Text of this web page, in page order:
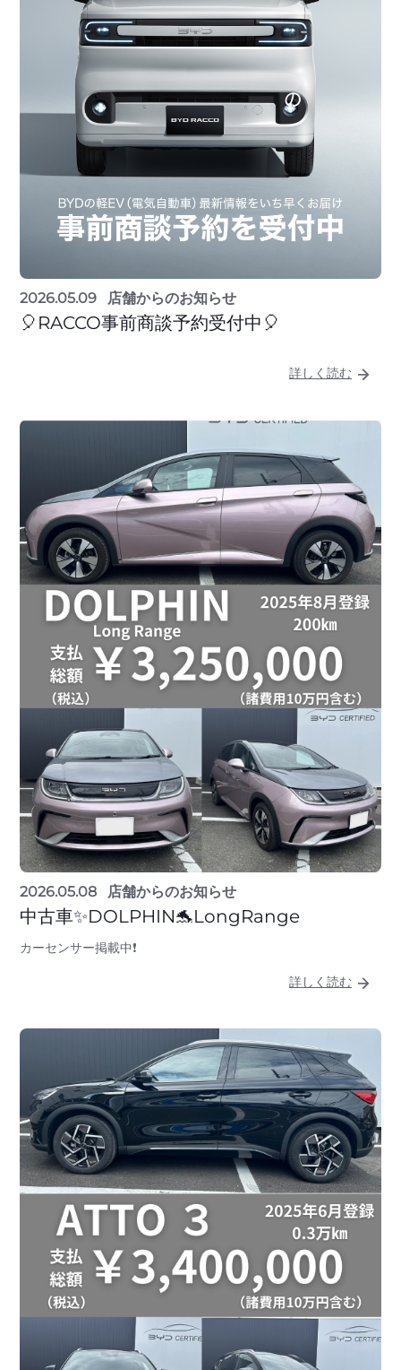
2026.05.09 店舗からのお知らせ
🎈RACCO事前商談予約受付中🎈
詳しく読む
2026.05.08 店舗からのお知らせ
中古車✨DOLPHIN🐬LongRange
カーセンサー掲載中❗
詳しく読む